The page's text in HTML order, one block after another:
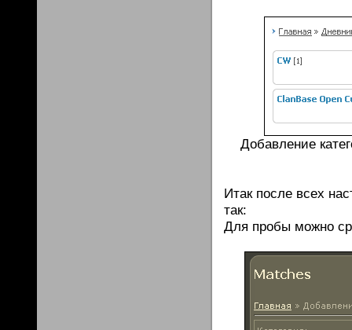
Добавление
Итак после всех
так:
Для пробы можно